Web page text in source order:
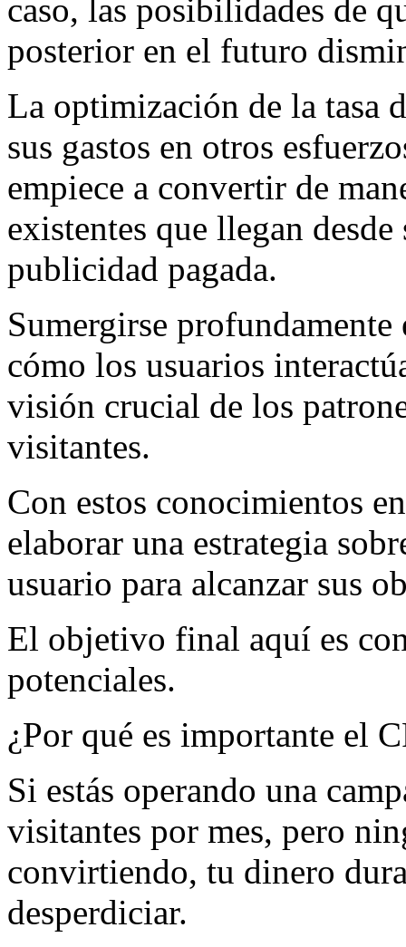
caso, las posibilidades de
posterior en el futuro
La optimización de la tasa
sus gastos en otros
empiece a convertir de
existentes que llegan
publicidad pagada.
Sumergirse
cómo los usuarios
visión crucial de los
visitantes.
Con estos conocimientos
elaborar una estrategia
usuario para alcanzar sus
El objetivo final aquí es
potenciales.
¿Por qué es importante el
Si estás operando una
visitantes por mes, pero
convirtiendo, tu dinero
desperdiciar.